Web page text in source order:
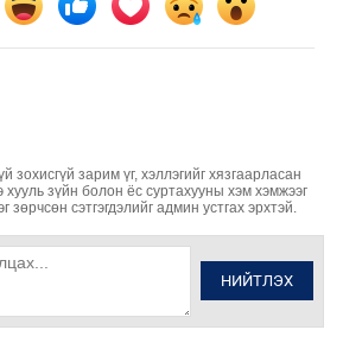
зарим үг, хэллэгийг хязгаарласан
хууль зүйн болон ёс суртахууны хэм хэмжээг
зөрчсөн сэтгэгдэлийг админ устгах эрхтэй.
НИЙТЛЭХ